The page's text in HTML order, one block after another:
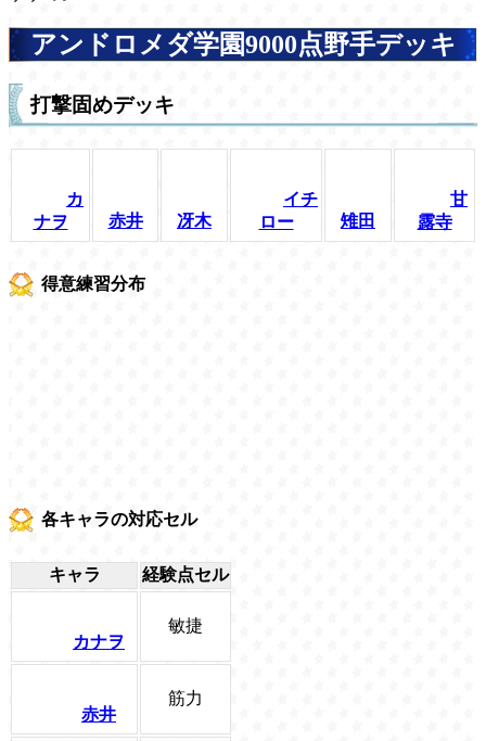
アンドロメダ学園9000点野手デッキ
打撃固めデッキ
カ
ナヲ
赤井 冴木
イチ
ロー
雉田
甘
露寺
得意練習分布
各キャラの対応セル
キャラ 経験点セル
カナヲ
敏捷
赤井
筋力